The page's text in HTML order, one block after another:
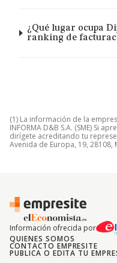
¿Qué lugar ocupa
ranking de
(1) La información de la
INFORMA D&B S.A. (SME) Si
dirígete acreditando tu
Avenida de Europa, 19, 28108,
Información ofrecida por
QUIENES SOMOS
CONTACTO EMPRESITE
PUBLICA O EDITA TU